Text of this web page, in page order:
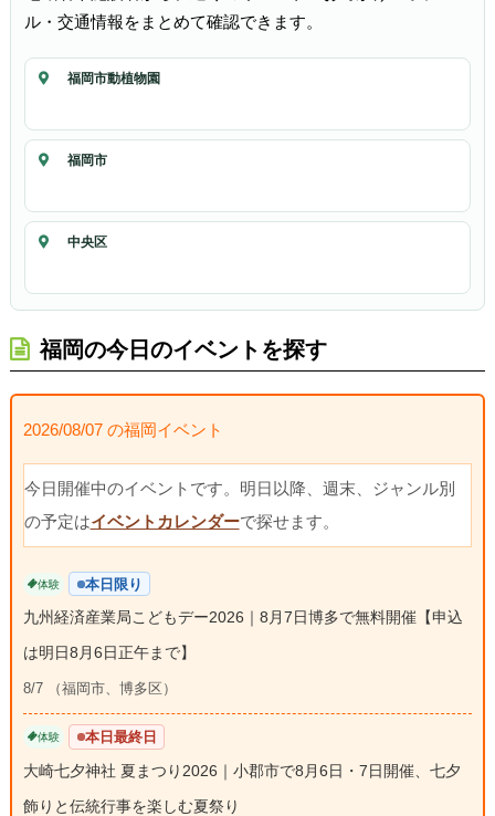
ル・交通情報をまとめて確認できます。
福岡市動植物園
福岡市
中央区
福岡の今日のイベントを探す
2026/08/07 の福岡イベント
今日開催中のイベントです。明日以降、週末、ジャンル別
の予定はイベントカレンダーで探せます。
体験 本日限り
九州経済産業局こどもデー2026｜8月7日博多で無料開催【申込
は明日8月6日正午まで】
8/7 （福岡市、博多区）
体験 本日最終日
大崎七夕神社 夏まつり2026｜小郡市で8月6日・7日開催、七夕
飾りと伝統行事を楽しむ夏祭り